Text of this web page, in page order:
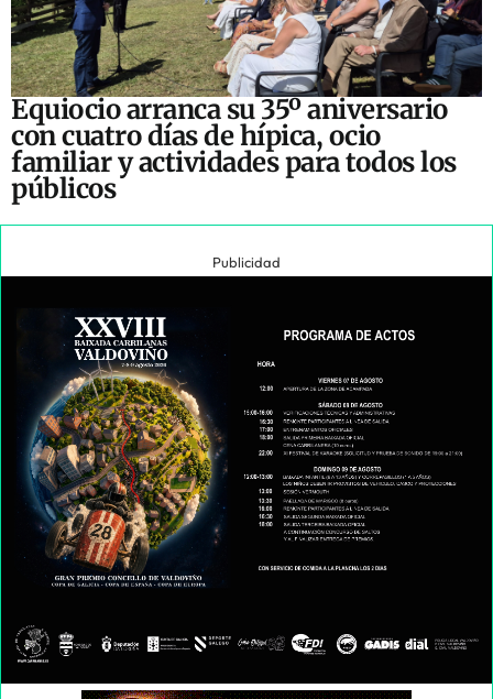
Equiocio arranca su 35º aniversario
con cuatro días de hípica, ocio
familiar y actividades para todos los
públicos
Publicidad